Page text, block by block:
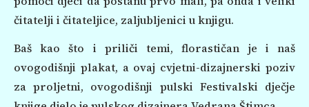
čitatelji i čitateljice, zaljubljenici u knjigu.
Baš kao što i priliči temi, florastičan je i naš
ovogodišnji plakat, a ovaj cvjetni-dizajnerski poziv
za proljetni, ovogodišnji pulski Festivalski dječje